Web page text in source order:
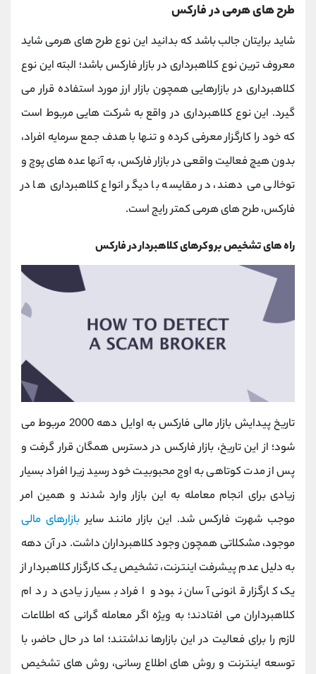
طرح‌ های هرمی در فارکس
شاید برایتان جالب باشد که بدانید این نوع طرح ‌های هرمی شاید
معروف ‌ترین نوع کلاهبرداری در بازار فارکس باشد؛ البته این نوع
کلاهبرداری در بازارهایی همچون بازار ارز مورد استفاده قرار می
گیرد. این نوع کلاهبرداری در واقع به شرکت‌ هایی مربوط است
که خود را کارگزار معرفی کرده و تنها با هدف جمع سرمایه افراد،
بدون هیچ فعالیت واقعی در بازار فارکس، به آنها عده‌ های پوچ و
توخالی می‌ دهند، در مقایسه با دیگر انواع کلاهبرداری‌ ها در
فارکس، طرح ‌های هرمی کمتر رایج است.
راه های تشخیص بروکرهای کلاهبردار در فارکس
تاریخ پیدایش بازار مالی فارکس به اوایل دهه 2000 مربوط می
شود؛ از این تاریخ، بازار فارکس در دسترس همگان قرار گرفت و
پس از مدت کوتاهی به اوج محبوبیت خود رسید زیرا افراد بسیار
زیادی برای انجام معامله به این بازار وارد شدند و همین امر
موجب شهرت فارکس شد. این بازار مانند سایربازارهای مالی
موجود، مشکلاتی همچون وجود کلاهبرداران داشت. در آن دهه
به دلیل عدم پیشرفت اینترنت، تشخیص یک کارگزار کلاهبردار از
یک کارگزار قانونی آسان نبود و افراد بسیار زیادی در دام
کلاهبرداران می افتادند؛ به‌ ویژه اگر معامله‌ گرانی که اطلاعات
لازم را برای فعالیت در این بازارها نداشتند؛ اما در حال حاضر، با
توسعه اینترنت و روش‌ های اطلاع‌ رسانی، روش‌ های تشخیص